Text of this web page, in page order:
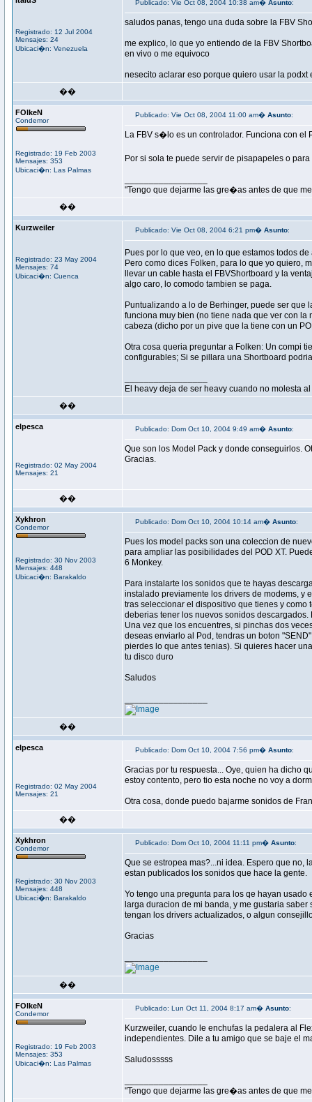
Registrado: 12 Jul 2004
Mensajes: 24
Ubicaci�n: Venezuela
Publicado: Vie Oct 08, 2004 10:38 am� Asunto:
saludos panas, tengo una duda sobre la FBV
me explico, lo que yo entiendo de la FBV
en vivo o me equivoco
nesecito aclarar eso porque quiero usar la podxt
��
FOlkeN
Condemor
Registrado: 19 Feb 2003
Mensajes: 353
Ubicaci�n: Las Palmas
Publicado: Vie Oct 08, 2004 11:00 am� Asunto:
La FBV s�lo es un controlador. Funciona con
Por si sola te puede servir de pisapapeles o
"Tengo que dejarme las gre�as antes de que
��
Kurzweiler
Registrado: 23 May 2004
Mensajes: 74
Ubicaci�n: Cuenca
Publicado: Vie Oct 08, 2004 6:21 pm� Asunto:
Pues por lo que veo, en lo que estamos todos
Pero como dices Folken, para lo que yo quiero,
llevar un cable hasta el FBVShortboard y la
algo caro, lo comodo tambien se paga.
Puntualizando a lo de Berhinger, puede ser
funciona muy bien (no tiene nada que ver con
cabeza (dicho por un pive que la tiene con un
Otra cosa queria preguntar a Folken: Un compi
configurables; Si se pillara una Shortboard
El heavy deja de ser heavy cuando no molesta
��
elpesca
Registrado: 02 May 2004
Mensajes: 21
Publicado: Dom Oct 10, 2004 9:49 am� Asunto:
Que son los Model Pack y donde conseguirlos.
Gracias.
��
Xykhron
Condemor
Registrado: 30 Nov 2003
Mensajes: 448
Ubicaci�n: Barakaldo
Publicado: Dom Oct 10, 2004 10:14 am� Asunto:
Pues los model packs son una coleccion de
para ampliar las posibilidades del POD XT.
6 Monkey.
Para instalarte los sonidos que te hayas
instalado previamente los drivers de modems, y
tras seleccionar el dispositivo que tienes y como
deberias tener los nuevos sonidos
Una vez que los encuentres, si pinchas dos
deseas enviarlo al Pod, tendras un boton
pierdes lo que antes tenias). Si quieres hacer
tu disco duro
Saludos
��
elpesca
Registrado: 02 May 2004
Mensajes: 21
Publicado: Dom Oct 10, 2004 7:56 pm� Asunto:
Gracias por tu respuesta... Oye, quien ha dicho
estoy contento, pero tio esta noche no voy a
Otra cosa, donde puedo bajarme sonidos de
��
Xykhron
Condemor
Registrado: 30 Nov 2003
Mensajes: 448
Ubicaci�n: Barakaldo
Publicado: Dom Oct 10, 2004 11:11 pm� Asunto:
Que se estropea mas?...ni idea. Espero que no,
estan publicados los sonidos que hace la gente.
Yo tengo una pregunta para los qe hayan
larga duracion de mi banda, y me gustaria
tengan los drivers actualizados, o algun
Gracias
��
FOlkeN
Condemor
Registrado: 19 Feb 2003
Mensajes: 353
Ubicaci�n: Las Palmas
Publicado: Lun Oct 11, 2004 8:17 am� Asunto:
Kurzweiler, cuando le enchufas la pedalera al
independientes. Dile a tu amigo que se baje el
Saludosssss
"Tengo que dejarme las gre�as antes de que